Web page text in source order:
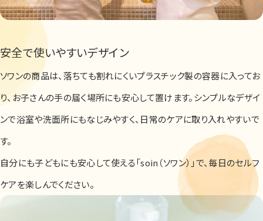
安全で使いやすいデザイン
ソワンの商品は、落ちても割れにくいプラスチック製の容器に入ってお
り、お子さんの手の届く場所にも安心して置けます。シンプルなデザイ
ンで浴室や洗面所にもなじみやすく、日常のケアに取り入れやすいで
す。
自分にも子どもにも安心して使える「soin（ソワン）」で、毎日のセルフ
ケアを楽しんでください。